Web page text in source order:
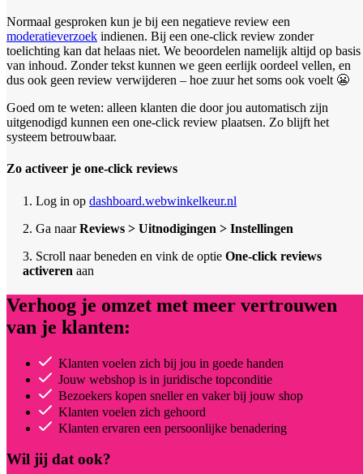
Normaal gesproken kun je bij een negatieve review een
moderatieverzoek indienen. Bij een one-click review zonder
toelichting kan dat helaas niet. We beoordelen namelijk altijd op basis
van inhoud. Zonder tekst kunnen we geen eerlijk oordeel vellen, en
dus ook geen review verwijderen – hoe zuur het soms ook voelt 😬
Goed om te weten: alleen klanten die door jou automatisch zijn
uitgenodigd kunnen een one-click review plaatsen. Zo blijft het
systeem betrouwbaar.
Zo activeer je one-click reviews
1. Log in op dashboard.webwinkelkeur.nl
2. Ga naarReviews > Uitnodigingen > Instellingen
3. Scroll naar beneden en vink de optie One-click reviews
activeren aan
Verhoog je omzet met meer vertrouwen
van je klanten:
Klanten voelen zich bij jou in goede handen
Jouw webshop is in juridische topconditie
Bezoekers kopen sneller en vaker bij jouw shop
Klanten voelen zich gehoord
Klanten ervaren een persoonlijke benadering
Wil jij dat ook?